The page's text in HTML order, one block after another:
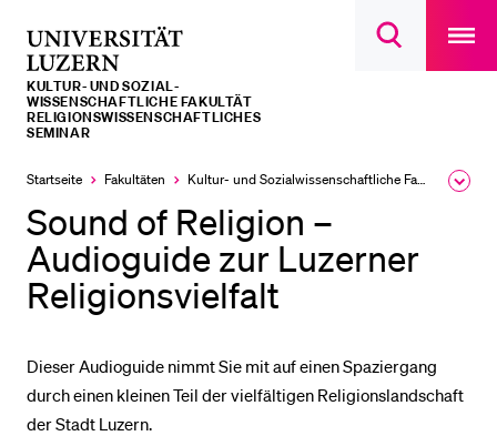
Suchdialog
main
KULTUR- UND SOZIAL­­­
WISSENSCHAFTLICHE FAKULTÄT
RELIGIONSWISSENSCHAFTLICHES
SEMINAR
Startseite Fakultäten Kultur- und Sozial­­wissenschaftliche Fakultät
Sound of Religion –
Audioguide zur Luzerner
Religionsvielfalt
Dieser Audioguide nimmt Sie mit auf einen Spaziergang
durch einen kleinen Teil der vielfältigen Religionslandschaft
der Stadt Luzern.
LETZTE SUCHEN
Sie haben noch keine Suche getätigt.
Schulklassen und Lehrpersonen
Studien­interessierte
Studierende
Forschende
Alumni
Stellensuchende